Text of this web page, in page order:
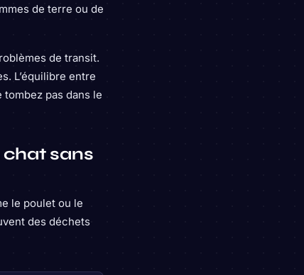
de terre ou de
de transit.
L’équilibre entre
pas dans le
chat sans
le poulet ou le
des déchets